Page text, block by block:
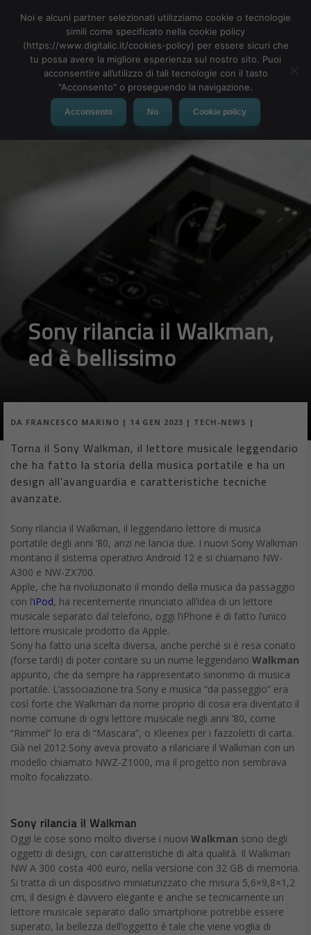
MENU
Sony rilancia il Walkman,
ed è bellissimo
DA FRANCESCO MARINO | 14 GEN 2023 | TECH-NEWS |
Torna il Sony Walkman, il lettore musicale leggendario
che ha fatto la storia della musica portatile e ha un
design all’avanguardia e caratteristiche tecniche
avanzate.
Sony rilancia il Walkman, il leggendario lettore di musica
portatile degli anni ’80, anzi ne lancia due. I nuovi Sony Walkman
montano il sistema operativo Android 12 e si chiamano NW-
A300 e NW-ZX700.
Apple, che ha rivoluzionato il mondo della musica da passaggio
con l’iPod, ha recentemente rinunciato all’idea di un lettore
musicale separato dal telefono, oggi l’iPhone è di fatto l’unico
lettore musicale prodotto da Apple.
Sony ha fatto una scelta diversa, anche perché si è resa conato
(forse tardi) di poter contare su un nume leggendario Walkman
appunto, che da sempre ha rappresentato sinonimo di musica
portatile. L’associazione tra Sony e musica “da passeggio” era
così forte che Walkman da nome proprio di cosa era diventato il
nome comune di ogni lettore musicale negli anni ’80, come
“Rimmel” lo era di “Mascara”, o Kleenex per i fazzoletti di carta.
Già nel 2012 Sony aveva provato a rilanciare il Walkman con un
modello chiamato NWZ-Z1000, ma il progetto non sembrava
molto focalizzato.
Sony rilancia il Walkman
Oggi le cose sono molto diverse i nuovi Walkman sono degli
oggetti di design, con caratteristiche di alta qualità. Il Walkman
NW A 300 costa 400 euro, nella versione con 32 GB di memoria.
Si tratta di un dispositivo miniaturizzato che misura 5,6×9,8×1,2
cm, il design è davvero elegante e anche se tecnicamente un
lettore musicale separato dallo smartphone potrebbe essere
superato, la bellezza dell’oggetto è tale che viene voglia di
Noi e alcuni partner selezionati utilizziamo cookie o tecnologie
simili come specificato nella cookie policy
(https://www.digitalic.it/cookies-policy) per essere sicuri che
tu possa avere la migliore esperienza sul nostro sito. Puoi
acconsentire all’utilizzo di tali tecnologie con il tasto
"Acconsento" o proseguendo la navigazione.
Acconsento No Cookie policy